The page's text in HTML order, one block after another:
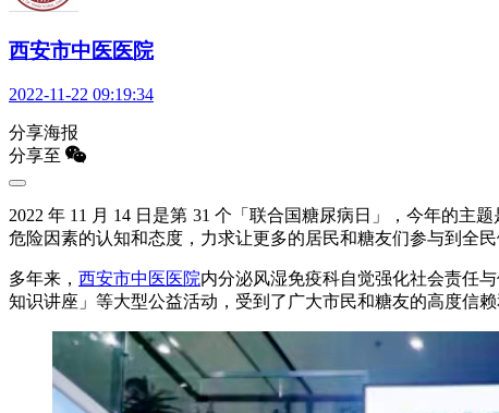
西安市中医医院
2022-11-22 09:19:34
分享海报
分享至
2022 年 11 月 14 日是第 31 个「联合国糖尿病日」，今年的
危险因素的认知和态度，力求让更多的居民和糖友们参与到全
多年来， 西安市中医医院内分泌风湿免疫科自觉强化社会责任
知识讲座」等大型公益活动，受到了广大市民和糖友的高度信赖